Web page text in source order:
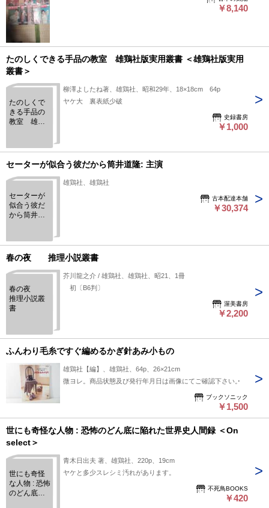
￥8,140
たのしくできる手品の教室 雄鶏社版実用叢書 ＜雄鶏社版実用
叢書＞
たのしくで
きる手品の
教室 雄鶏
版実用叢書
＞
柳澤よしたね著、雄鶏社、昭和29年、18×18cm 64p
ヤケ大 裏表紙少破
史録書房
￥1,000
セーターが似合う彼だから筒井道隆: 主演
セーターが
似合う彼だ
から筒井道
雄鶏社、雄鶏社
古本配達本舗
￥30,374
春の夜 推理小説叢書
春の夜
推理小説叢
書
芥川龍之介 / 雄鶏社、雄鶏社、昭21、1冊
初〔B6判〕
渥美書房
￥2,200
ふんわり毛糸ですぐ編めるかぎ針あみ小もの
雄鶏社【編】、雄鶏社、64p、26×21cm
微ヨレ。商品状態及び発行年月日は画像にてご確認下さい。
ブックソニック
￥1,500
世にも奇怪な人物 : 恐怖のどん底に陥れた世界史人間録 ＜On
select＞
世にも奇怪
な人物 : 恐怖
のどん底に
青木日出夫 著、雄鶏社、220p、19cm
ヤケと多少スレシミ汚れがあります。
不死鳥BOOKS
￥420